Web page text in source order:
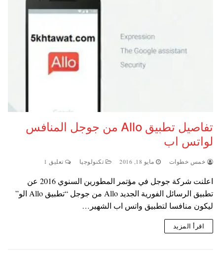
تفاصيل تطبيق Allo من جوجل المنافس
لواتس اب
خمس خطوات مايو 18, 2016 تكنولوجيا تعليق 1
اعلنت شركة جوجل في مؤتمر المطورين السنوي 2016 عن
تطبيق الرسائل الفورية الجديد Allo من جوجل “تطبيق Allo الو”
ليكون منافسا لتطبيق واتس اب الشهير…
اقرأ المزيد